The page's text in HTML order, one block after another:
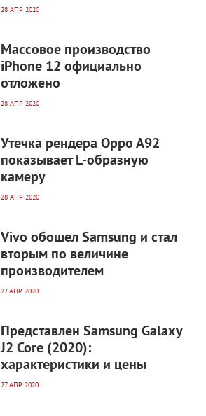
28 АПР 2020
Массовое производство
iPhone 12 официально
отложено
28 АПР 2020
Утечка рендера Oppo A92
показывает L-образную
камеру
28 АПР 2020
Vivo обошел Samsung и стал
вторым по величине
производителем
27 АПР 2020
Представлен Samsung Galaxy
J2 Core (2020):
характеристики и цены
27 АПР 2020